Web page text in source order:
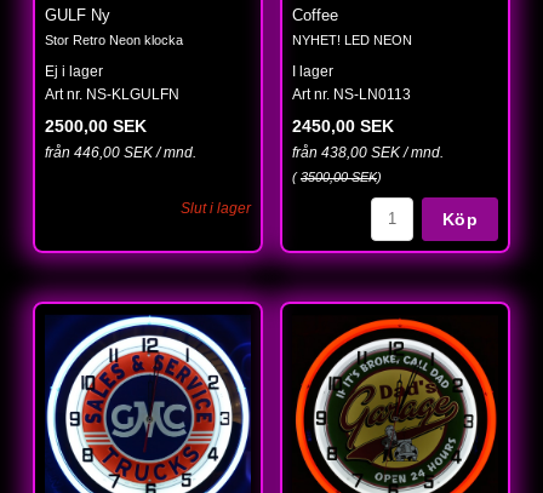
GULF Ny
Stor Retro Neon klocka
Ej i lager
Art nr. NS-KLGULFN
2500,00 SEK
från 446,00 SEK / mnd.
Slut i lager
Coffee
NYHET! LED NEON
I lager
Art nr. NS-LN0113
2450,00 SEK
från 438,00 SEK / mnd.
(3500,00 SEK)
Köp